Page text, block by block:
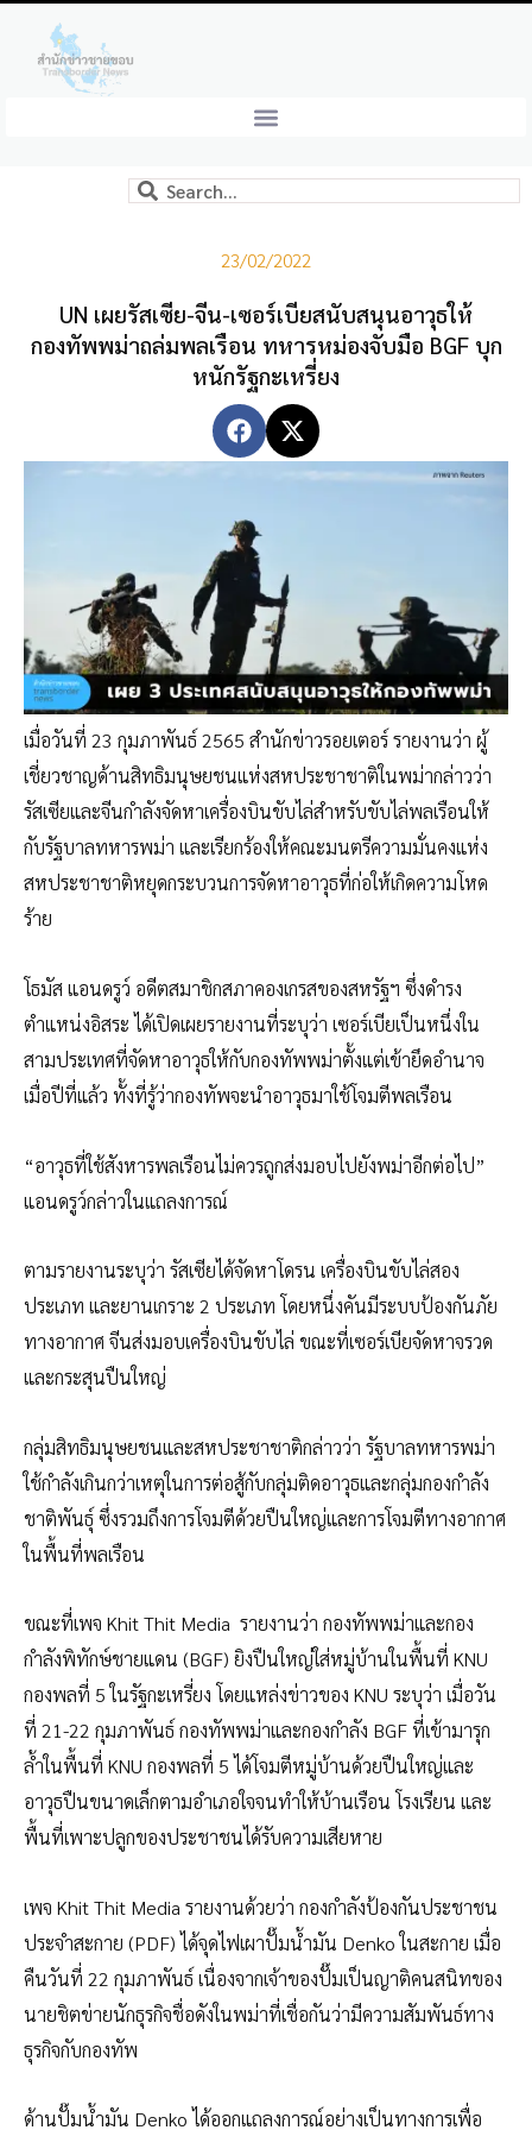
23/02/2022
UN เผยรัสเซีย-จีน-เซอร์เบียสนับสนุนอาวุธให้
กองทัพพม่าถล่มพลเรือน ทหารหม่องจับมือ BGF บุก
หนักรัฐกะเหรี่ยง
เมื่อวันที่ 23 กุมภาพันธ์ 2565 สำนักข่าวรอยเตอร์ รายงานว่า ผู้
เชี่ยวชาญด้านสิทธิมนุษยชนแห่งสหประชาชาติในพม่ากล่าวว่า
รัสเซียและจีนกำลังจัดหาเครื่องบินขับไล่สำหรับขับไล่พลเรือนให้
กับรัฐบาลทหารพม่า และเรียกร้องให้คณะมนตรีความมั่นคงแห่ง
สหประชาชาติหยุดกระบวนการจัดหาอาวุธที่ก่อให้เกิดความโหด
ร้าย
โธมัส แอนดรูว์ อดีตสมาชิกสภาคองเกรสของสหรัฐฯ ซึ่งดำรง
ตำแหน่งอิสระ ได้เปิดเผยรายงานที่ระบุว่า เซอร์เบียเป็นหนึ่งใน
สามประเทศที่จัดหาอาวุธให้กับกองทัพพม่าตั้งแต่เข้ายึดอำนาจ
เมื่อปีที่แล้ว ทั้งที่รู้ว่ากองทัพจะนำอาวุธมาใช้โจมตีพลเรือน
“อาวุธที่ใช้สังหารพลเรือนไม่ควรถูกส่งมอบไปยังพม่าอีกต่อไป”
แอนดรูว์กล่าวในแถลงการณ์
ตามรายงานระบุว่า รัสเซียได้จัดหาโดรน เครื่องบินขับไล่สอง
ประเภท และยานเกราะ 2 ประเภท โดยหนึ่งคันมีระบบป้องกันภัย
ทางอากาศ จีนส่งมอบเครื่องบินขับไล่ ขณะที่เซอร์เบียจัดหาจรวด
และกระสุนปืนใหญ่
กลุ่มสิทธิมนุษยชนและสหประชาชาติกล่าวว่า รัฐบาลทหารพม่า
ใช้กำลังเกินกว่าเหตุในการต่อสู้กับกลุ่มติดอาวุธและกลุ่มกองกำลัง
ชาติพันธุ์ ซึ่งรวมถึงการโจมตีด้วยปืนใหญ่และการโจมตีทางอากาศ
ในพื้นที่พลเรือน
ขณะที่เพจ Khit Thit Media รายงานว่า กองทัพพม่าและกอง
กำลังพิทักษ์ชายแดน (BGF) ยิงปืนใหญ่ใส่หมู่บ้านในพื้นที่ KNU
กองพลที่ 5 ในรัฐกะเหรี่ยง โดยแหล่งข่าวของ KNU ระบุว่า เมื่อวัน
ที่ 21-22 กุมภาพันธ์ กองทัพพม่าและกองกำลัง BGF ที่เข้ามารุก
ล้ำในพื้นที่ KNU กองพลที่ 5 ได้โจมตีหมู่บ้านด้วยปืนใหญ่และ
อาวุธปืนขนาดเล็กตามอำเภอใจจนทำให้บ้านเรือน โรงเรียน และ
พื้นที่เพาะปลูกของประชาชนได้รับความเสียหาย
เพจ Khit Thit Media รายงานด้วยว่า กองกำลังป้องกันประชาชน
ประจำสะกาย (PDF) ได้จุดไฟเผาปั๊มน้ำมัน Denko ในสะกาย เมื่อ
คืนวันที่ 22 กุมภาพันธ์ เนื่องจากเจ้าของปั๊มเป็นญาติคนสนิทของ
นายชิตข่ายนักธุรกิจชื่อดังในพม่าที่เชื่อกันว่ามีความสัมพันธ์ทาง
ธุรกิจกับกองทัพ
ด้านปั๊มน้ำมัน Denko ได้ออกแถลงการณ์อย่างเป็นทางการเพื่อ